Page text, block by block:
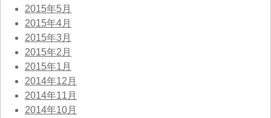
2015年5月
2015年4月
2015年3月
2015年2月
2015年1月
2014年12月
2014年11月
2014年10月